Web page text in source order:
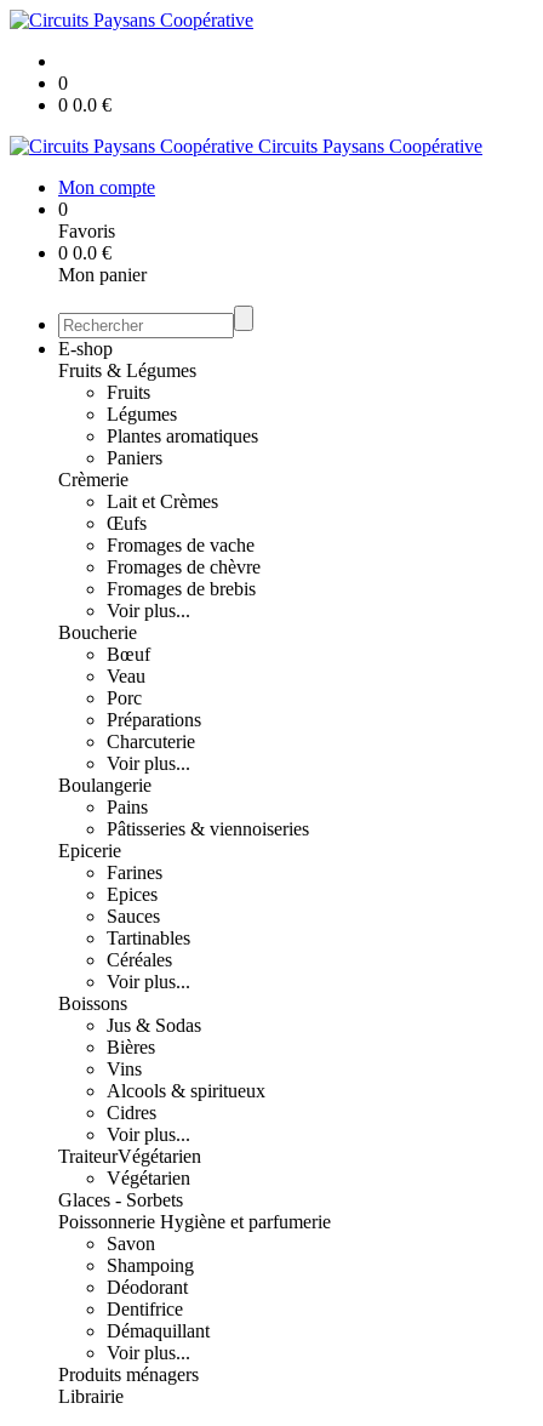
0
0 0.0 €
Circuits Paysans Coopérative
Mon compte
0
Favoris
0 0.0 €
Mon panier
E-shop
Fruits & Légumes
Fruits
Légumes
Plantes aromatiques
Paniers
Crèmerie
Lait et Crèmes
Œufs
Fromages de vache
Fromages de chèvre
Fromages de brebis
Voir plus...
Boucherie
Bœuf
Veau
Porc
Préparations
Charcuterie
Voir plus...
Boulangerie
Pains
Pâtisseries & viennoiseries
Epicerie
Farines
Epices
Sauces
Tartinables
Céréales
Voir plus...
Boissons
Jus & Sodas
Bières
Vins
Alcools & spiritueux
Cidres
Voir plus...
TraiteurVégétarien
Végétarien
Glaces - Sorbets
Poissonnerie Hygiène et parfumerie
Savon
Shampoing
Déodorant
Dentifrice
Démaquillant
Voir plus...
Produits ménagers
Librairie